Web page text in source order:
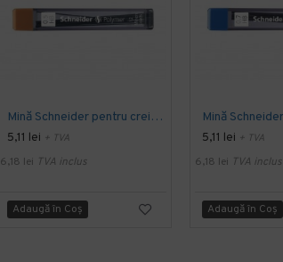
Mină Schneider pentru creion mecanic 0,5
5,11 lei + TVA
6,18 lei TVA inclus
Adaugă în Coş
5,11 lei + TVA
6,18 lei TVA inclus
Adaugă în Coş